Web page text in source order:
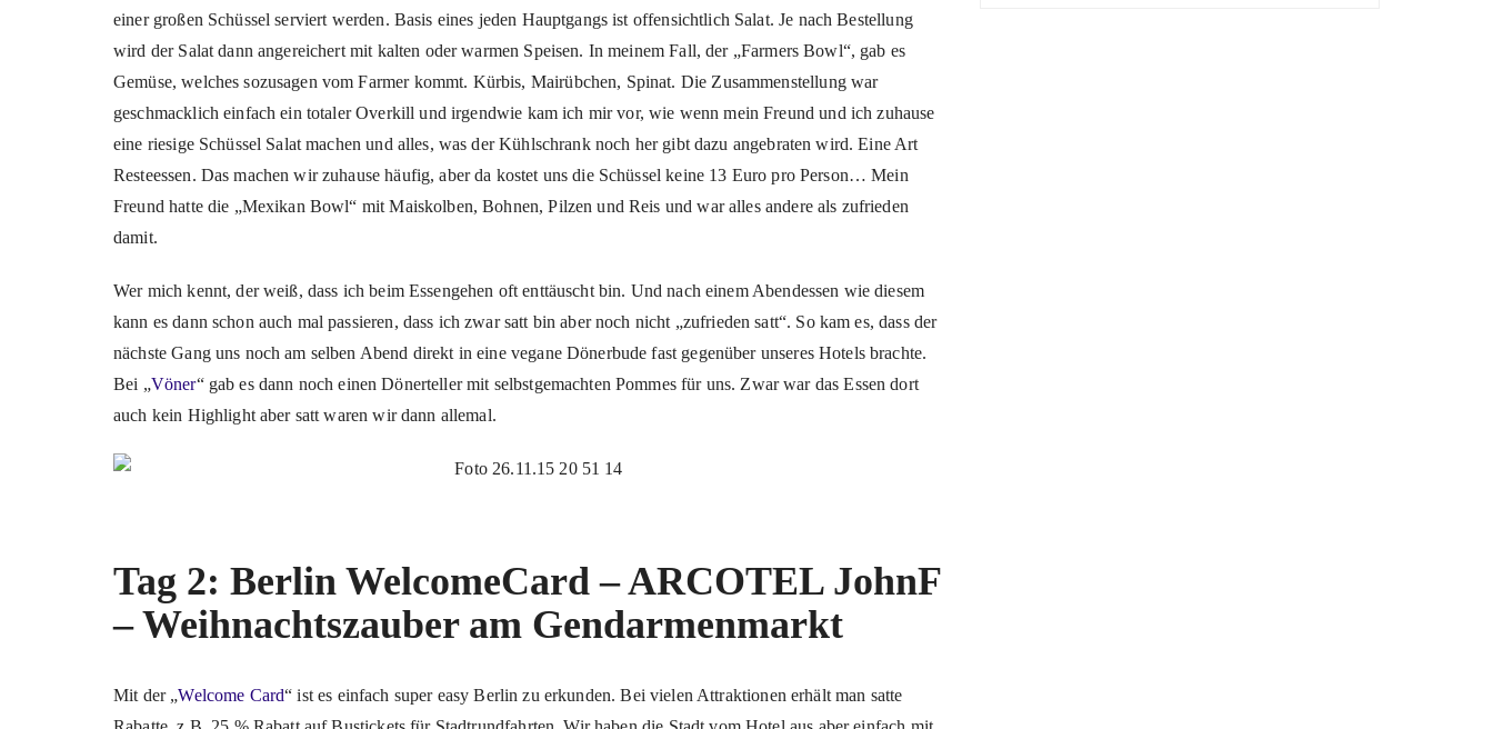
einer großen Schüssel serviert werden. Basis eines jeden Hauptgangs ist offensichtlich Salat. Je nach Bestellung
wird der Salat dann angereichert mit kalten oder warmen Speisen. In meinem Fall, der „Farmers Bowl“, gab es
Gemüse, welches sozusagen vom Farmer kommt. Kürbis, Mairübchen, Spinat. Die Zusammenstellung war
geschmacklich einfach ein totaler Overkill und irgendwie kam ich mir vor, wie wenn mein Freund und ich zuhause
eine riesige Schüssel Salat machen und alles, was der Kühlschrank noch her gibt dazu angebraten wird. Eine Art
Resteessen. Das machen wir zuhause häufig, aber da kostet uns die Schüssel keine 13 Euro pro Person… Mein
Freund hatte die „Mexikan Bowl“ mit Maiskolben, Bohnen, Pilzen und Reis und war alles andere als zufrieden
damit.
Wer mich kennt, der weiß, dass ich beim Essengehen oft enttäuscht bin. Und nach einem Abendessen wie diesem
kann es dann schon auch mal passieren, dass ich zwar satt bin aber noch nicht „zufrieden satt“. So kam es, dass der
nächste Gang uns noch am selben Abend direkt in eine vegane Dönerbude fast gegenüber unseres Hotels brachte.
Bei „Vöner“ gab es dann noch einen Dönerteller mit selbstgemachten Pommes für uns. Zwar war das Essen dort
auch kein Highlight aber satt waren wir dann allemal.
Tag 2: Berlin WelcomeCard – ARCOTEL JohnF
– Weihnachtszauber am Gendarmenmarkt
Mit der „Welcome Card“ ist es einfach super easy Berlin zu erkunden. Bei vielen Attraktionen erhält man satte